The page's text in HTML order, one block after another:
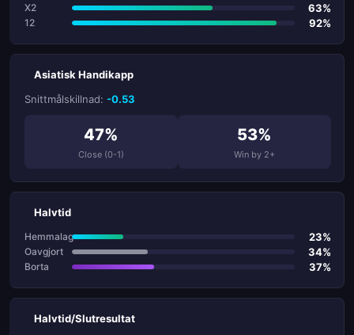
X2 63%
12 92%
Asiatisk Handikapp
Snittmålskillnad: -0.53
47%
Close (0-1)
53%
Win by 2+
Halvtid
Hemmalag 23%
Oavgjort 34%
Borta 37%
Halvtid/Slutresultat